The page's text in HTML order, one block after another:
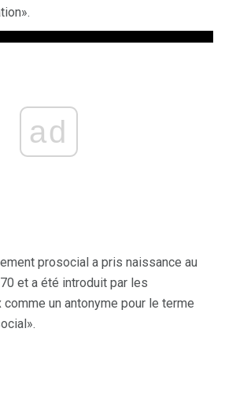
ad
prosocial a pris naissance au
et a été introduit par les
un antonyme pour le terme